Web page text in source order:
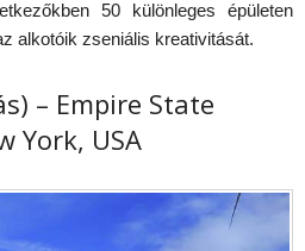
50 különleges épületen
alkotóik zseniális kreativitását.
– Empire State
York, USA